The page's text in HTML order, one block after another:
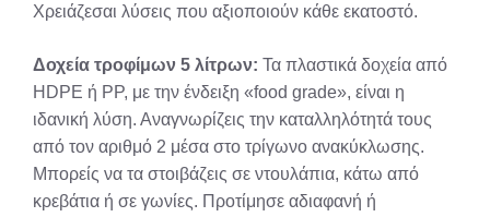
Χρειάζεσαι λύσεις που αξιοποιούν κάθε εκατοστό.
Δοχεία τροφίμων 5 λίτρων: Τα πλαστικά δοχεία από
HDPE ή PP, με την ένδειξη «food grade», είναι η
ιδανική λύση. Αναγνωρίζεις την καταλληλότητά τους
από τον αριθμό 2 μέσα στο τρίγωνο ανακύκλωσης.
Μπορείς να τα στοιβάζεις σε ντουλάπια, κάτω από
κρεβάτια ή σε γωνίες. Προτίμησε αδιαφανή ή